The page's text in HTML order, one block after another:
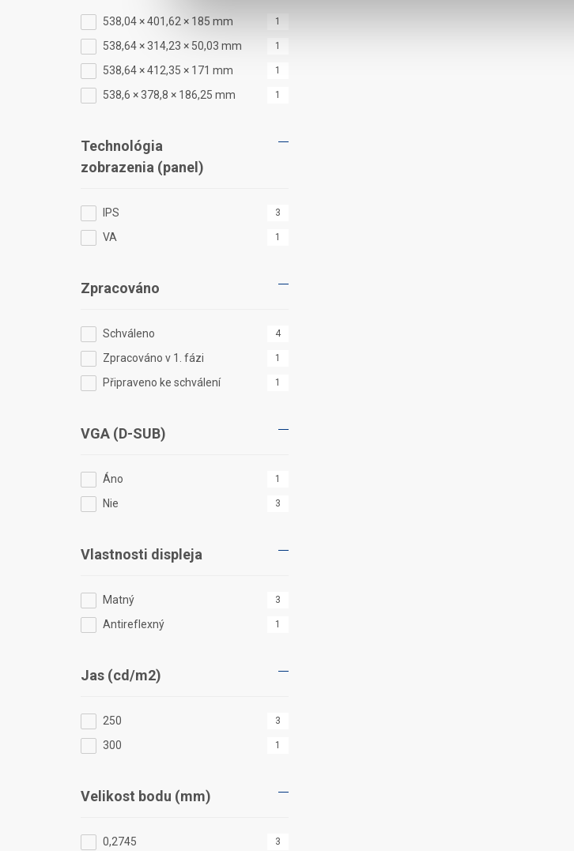
538,04 × 401,62 × 185 mm 1
538,64 × 314,23 × 50,03 mm 1
538,64 × 412,35 × 171 mm 1
538,6 × 378,8 × 186,25 mm 1
Technológia
zobrazenia (panel)
IPS 3
VA 1
Zpracováno
Schváleno 4
Zpracováno v 1. fázi 1
Připraveno ke schválení 1
VGA (D-SUB)
Áno 1
Nie 3
Vlastnosti displeja
Matný 3
Antireflexný 1
Jas (cd/m2)
250 3
300 1
Velikost bodu (mm)
0,2745 3